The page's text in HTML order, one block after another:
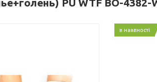
PU WTF BO-4382-
в наявності